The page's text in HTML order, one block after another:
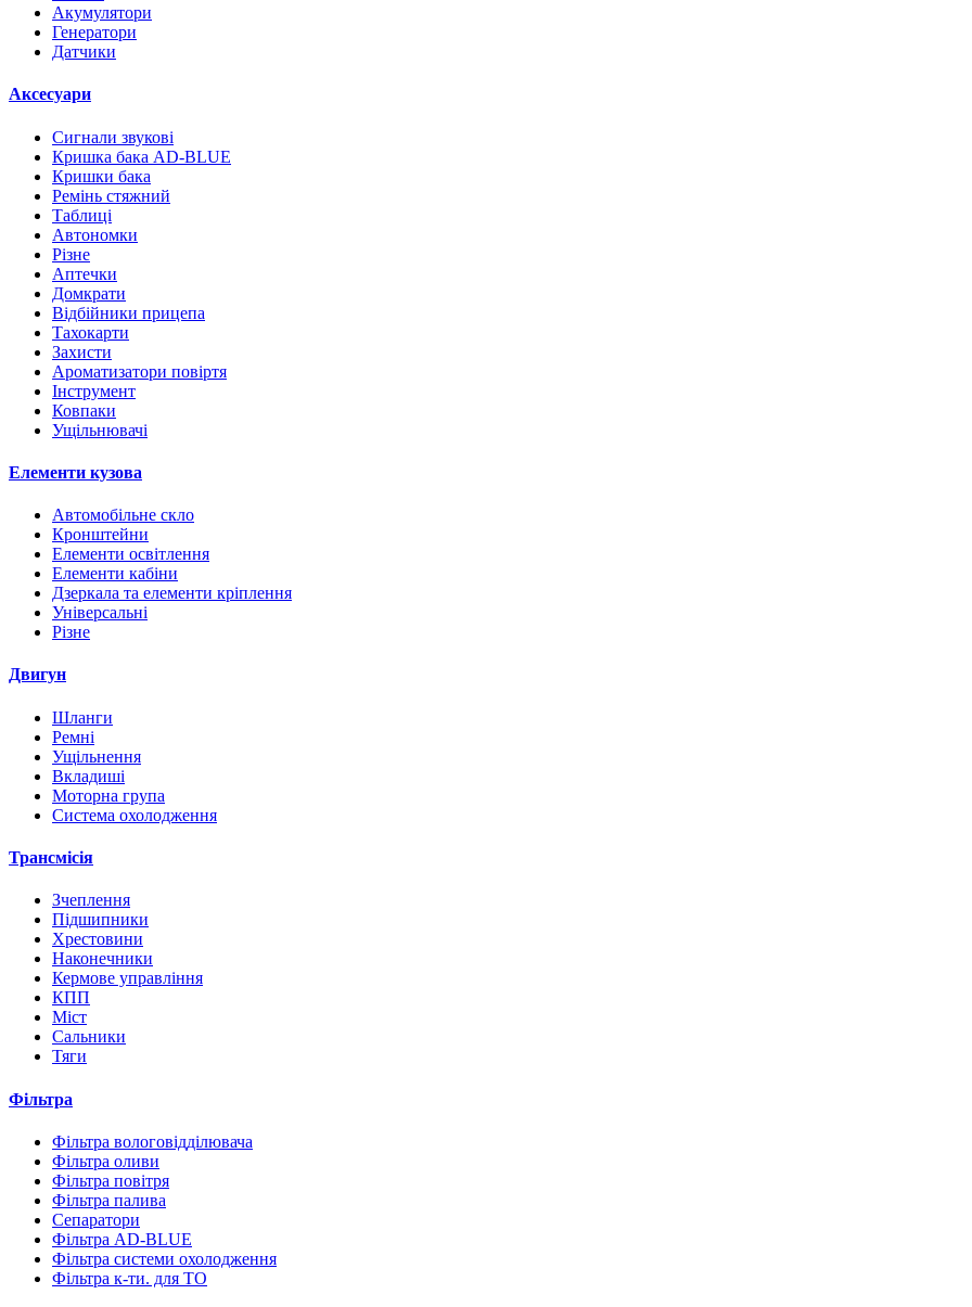
Акумулятори
Генератори
Датчики
Аксесуари
Сигнали звукові
Кришка бака AD-BLUE
Кришки бака
Ремінь стяжний
Таблиці
Автономки
Різне
Аптечки
Домкрати
Відбійники прицепа
Тахокарти
Захисти
Ароматизатори повіртя
Інструмент
Ковпаки
Ущільнювачі
Елементи кузова
Автомобільне скло
Кронштейни
Елементи освітлення
Елементи кабіни
Дзеркала та елементи кріплення
Універсальні
Різне
Двигун
Шланги
Ремні
Ущільнення
Вкладиші
Моторна група
Система охолодження
Трансмісія
Зчеплення
Підшипники
Хрестовини
Наконечники
Кермове управління
КПП
Міст
Сальники
Тяги
Фільтра
Фільтра вологовідділювача
Фільтра оливи
Фільтра повітря
Фільтра палива
Сепаратори
Фільтра AD-BLUE
Фільтра системи охолодження
Фільтра к-ти. для ТО